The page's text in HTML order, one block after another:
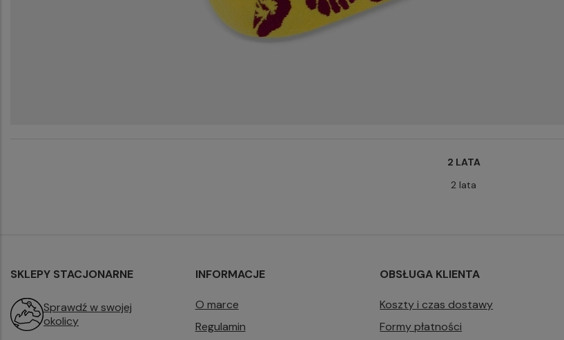
2 LATA
2 lata
SKLEPY STACJONARNE
Sprawdź w swojej
okolicy
INFORMACJE
O marce
Regulamin
OBSŁUGA KLIENTA
Koszty i czas dostawy
Formy płatności